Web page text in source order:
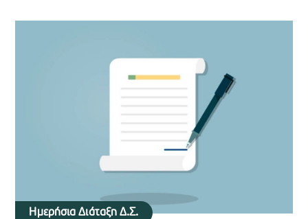
Ημερήσια Διάταξη Δ.Σ.